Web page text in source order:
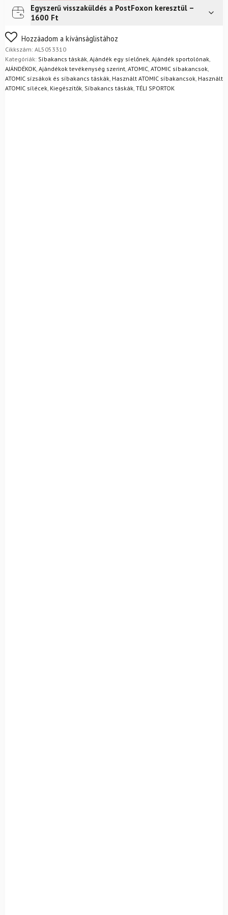
PirosFutár a címre2 400
FoxPost
Egyszerű visszaküldés a PostFoxon keresztül –
1600 Ft
Nem biztos a választásában? Semmi gond – a terméket
egyszerűen visszaküldheti 14 napon belül, indoklás nélkül.
Mik a visszaküldés feltételei?
Hozzáadom a kívánságlistához
Cikkszám: AL5053310
Kategóriák: Síbakancs táskák Ajándék egy síelőnek Ajándék sportolónak
AJÁNDÉKOK Ajándékok tevékenység szerint ATOMIC ATOMIC síbakancsok
ATOMIC sízsákok és síbakancs táskák Használt ATOMIC síbakancsok Használt
ATOMIC sílécek Kiegészítők Síbakancs táskák TÉLI SPORTOK